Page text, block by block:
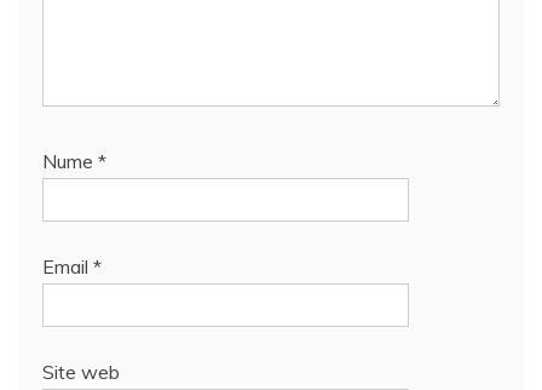
Nume *
Email *
Site web